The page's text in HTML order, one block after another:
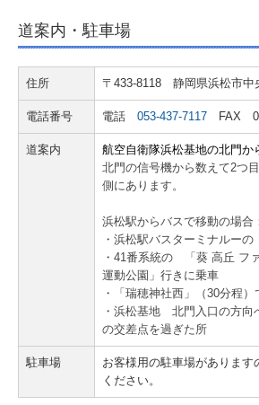
専門家派遣支援
医療開業支援
公益法人・社会福祉法人支援
社会福祉法人会計Q&A
起業家支援・開業支援
大法人電子申告義務化サポート
国の共済制度活用コーナー
労務支援
道案内・駐車場
住所 〒433-8118 静岡県浜松市中
電話番号 電話 053-437-7117 FAX
道案内
航空自衛隊浜松基地の北門か
北門の信号機から数えて2つ
側にあります。
浜松駅からバスで移動の場合
・浜松駅バスターミナルーの
・41番系統の 「葵 高丘 フ
運動公園」行きに乗車
・「瑞穂神社西」（30分程）
・浜松基地 北門入口の方向
の交差点を過ぎた所
駐車場
お客様用の駐車場があります
ください。